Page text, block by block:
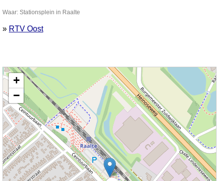
Waar: Stationsplein in Raalte
» RTV Oost
Kaart nieuws Raalte. Locatie nieuws: 52.39075 / 6.27854 Stationsplein
+
−